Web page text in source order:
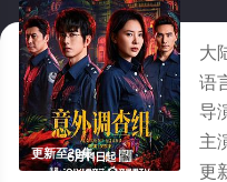
更新至20集
大
语
导
主
更